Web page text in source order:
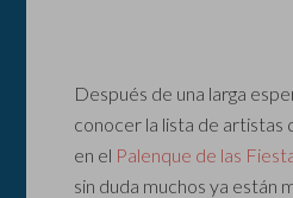
Después de una larga
conocer la lista de artistas
en el Palenque de las
sin duda muchos ya están